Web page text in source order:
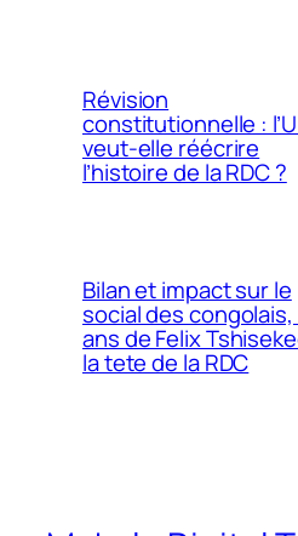
Révision
constitutionnelle :
veut-elle réécrire
l’histoire de la RDC ?
Bilan et impact sur le
social des congolais,
ans de Felix
la tete de la RDC